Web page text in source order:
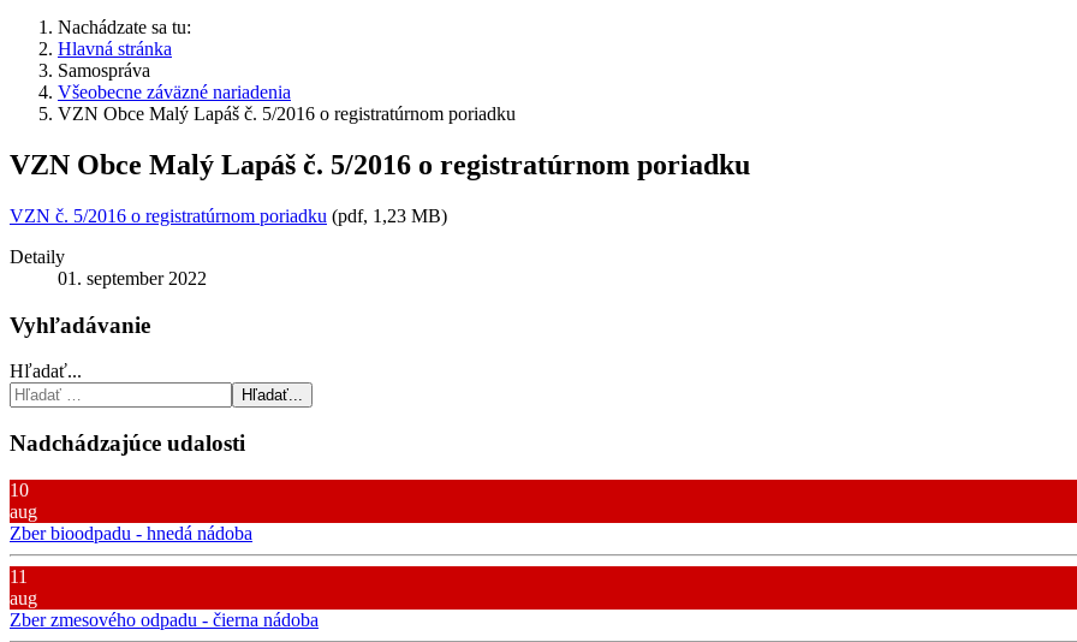
Nachádzate sa tu:
Hlavná stránka
Samospráva
Všeobecne záväzné nariadenia
VZN Obce Malý Lapáš č. 5/2016 o registratúrnom poriadku
VZN Obce Malý Lapáš č. 5/2016 o registratúrnom poriadku
VZN č. 5/2016 o registratúrnom poriadku (pdf, 1,23 MB)
Detaily
01. september 2022
Vyhľadávanie
Hľadať...
Hľadať...
Nadchádzajúce udalosti
10
aug
Zber bioodpadu - hnedá nádoba
11
aug
Zber zmesového odpadu - čierna nádoba